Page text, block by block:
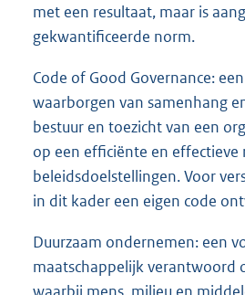
met een resultaat, maar is
gekwantificeerde norm.
Code of Good Governance:
waarborgen van samenhang
bestuur en toezicht van een
op een efficiënte en effectieve
beleidsdoelstellingen. Voor
in dit kader een eigen code
Duurzaam ondernemen: een
maatschappelijk verantwoord